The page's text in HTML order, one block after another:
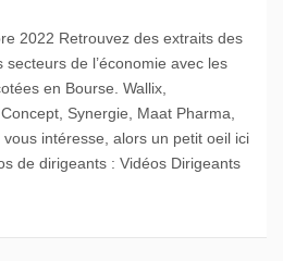
2022 Retrouvez des extraits des
de l’économie avec les
en Bourse. Wallix,
Synergie, Maat Pharma,
intéresse, alors un petit oeil ici
de dirigeants : Vidéos Dirigeants